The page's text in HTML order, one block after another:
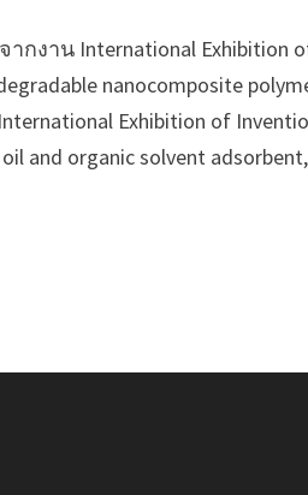
จากงาน International
nanocomposite
Exhibition of
and organic solvent